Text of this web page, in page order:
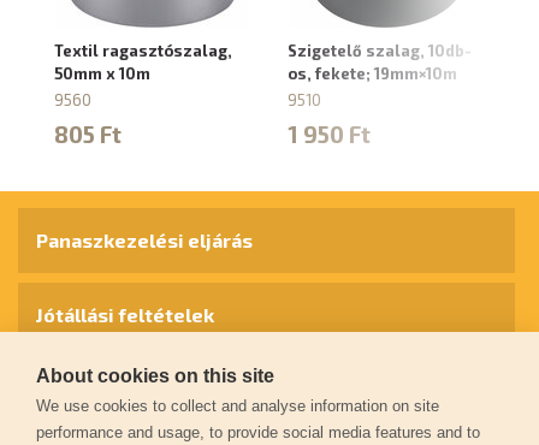
Textil ragasztószalag,
50mm x 10m
9560
805 Ft
Szigetelő szalag, 10db-
os, fekete; 19mm×10m
9510
1 950 Ft
Panaszkezelési eljárás
Jótállási feltételek
Személyes adatok védelme
About cookies on this site
We use cookies to collect and analyse information on site
performance and usage, to provide social media features and to